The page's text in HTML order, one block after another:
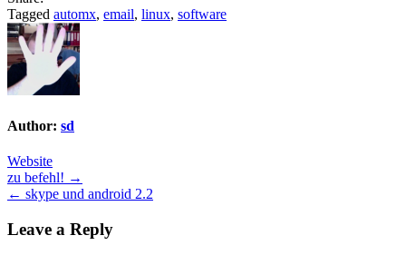
Tagged automx, email, linux, software
Author: sd
Website
Post
navigation
zu befehl! →
← skype und android 2.2
Leave a Reply